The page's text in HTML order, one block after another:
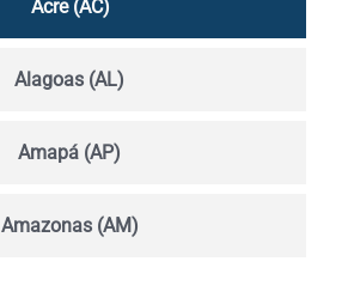
Acre (AC)
Alagoas (AL)
Amapá (AP)
Amazonas (AM)